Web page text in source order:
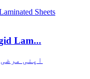
Lam...